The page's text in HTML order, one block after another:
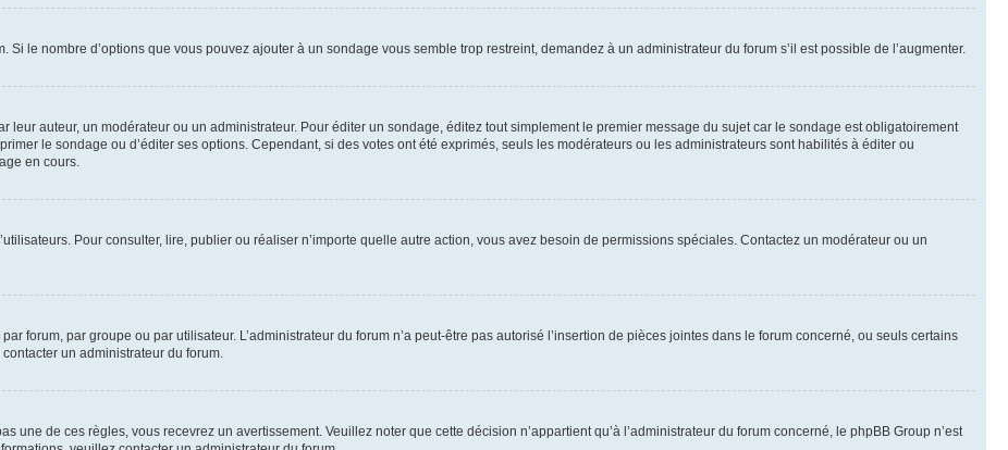
Si le nombre d’options que vous pouvez ajouter à un sondage vous semble trop restreint, demandez à un administrateur du forum s’il est possible de l’augmenter.
auteur, un modérateur ou un administrateur. Pour éditer un sondage, éditez tout simplement le premier message du sujet car le sondage est obligatoirement
le sondage ou d’éditer ses options. Cependant, si des votes ont été exprimés, seuls les modérateurs ou les administrateurs sont habilités à éditer ou
en cours.
Pour consulter, lire, publier ou réaliser n’importe quelle autre action, vous avez besoin de permissions spéciales. Contactez un modérateur ou un
forum, par groupe ou par utilisateur. L’administrateur du forum n’a peut-être pas autorisé l’insertion de pièces jointes dans le forum concerné, ou seuls certains
un administrateur du forum.
une de ces règles, vous recevrez un avertissement. Veuillez noter que cette décision n’appartient qu’à l’administrateur du forum concerné, le phpBB Group n’est